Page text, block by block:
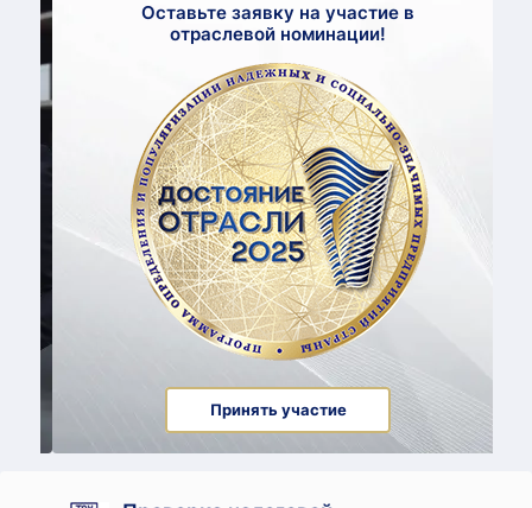
Оставьте заявку на участие в
отраслевой номинации!
Принять участие